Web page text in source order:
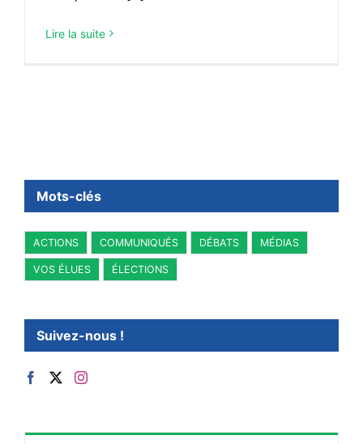
Lire la suite
Mots-clés
ACTIONS COMMUNIQUÉS DÉBATS MÉDIAS
VOS ÉLUES ÉLECTIONS
Suivez-nous !